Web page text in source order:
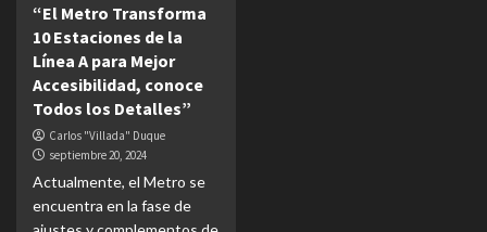
“El Metro Transforma
10 Estaciones de la
Línea A para Mejor
Accesibilidad, conoce
Todos los Detalles”
Carlos "Villada" Duque
septiembre 20, 2024
Actualmente, el Metro se
encuentra en la fase de